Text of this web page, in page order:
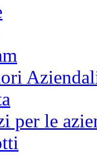
per le